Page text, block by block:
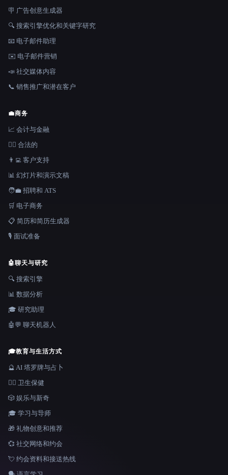
🪧 广告创意生成器
🔍 搜索引擎优化和关键字研究
📧 电子邮件助理
✉️ 电子邮件营销
📣 社交媒体内容
📞 销售推广和潜在客户
💼商务
📈 会计与金融
👩‍⚖️ 合法的
👨‍💻 客户支持
📊 幻灯片和演示文稿
🧑‍💼 招聘和 ATS
🛒 电子商务
📋 简历和简历生成器
🎙️ 面试准备
🤖聊天与研究
🔍 搜索引擎
📊 数据分析
🎓 研究助理
🤖💬 聊天机器人
🎓教育与生活方式
🔮 AI 塔罗牌与占卜
👩‍⚕️ 卫生保健
🎲 娱乐与新奇
🎓 学习与导师
🎁 礼物创意和推荐
💞 社交网络和约会
💘 约会资料和接送热线